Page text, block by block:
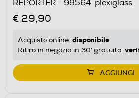
REPORTER - 99564-plexiglass
€ 29,90
Acquisto online: disponibile
Ritiro in negozio in 30' gratuito:
AGGIUNGI